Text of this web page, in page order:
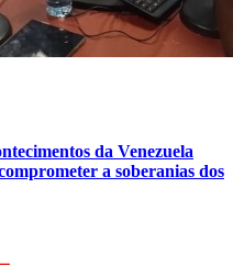
da Venezuela
a soberanias dos